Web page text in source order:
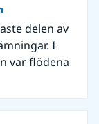
delen av
I
var flödena